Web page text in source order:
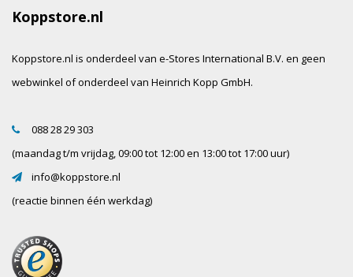
Koppstore.nl
Koppstore.nl is onderdeel van e-Stores International B.V. en geen
webwinkel of onderdeel van Heinrich Kopp GmbH.
088 28 29 303
(maandag t/m vrijdag, 09:00 tot 12:00 en 13:00 tot 17:00 uur)
info@koppstore.nl
(reactie binnen één werkdag)